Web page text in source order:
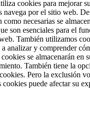
cookies para mejorar
navega por el sitio web.
como necesarias se
son esenciales para el
También utilizamos
analizar y comprender
se almacenarán en
También tiene la
Pero la exclusión
cookies puede afectar su